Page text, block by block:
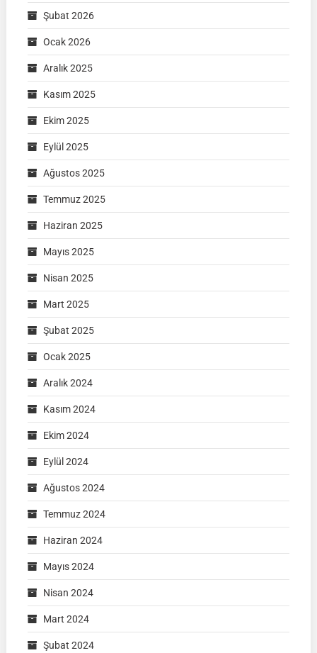
Şubat 2026
Ocak 2026
Aralık 2025
Kasım 2025
Ekim 2025
Eylül 2025
Ağustos 2025
Temmuz 2025
Haziran 2025
Mayıs 2025
Nisan 2025
Mart 2025
Şubat 2025
Ocak 2025
Aralık 2024
Kasım 2024
Ekim 2024
Eylül 2024
Ağustos 2024
Temmuz 2024
Haziran 2024
Mayıs 2024
Nisan 2024
Mart 2024
Şubat 2024